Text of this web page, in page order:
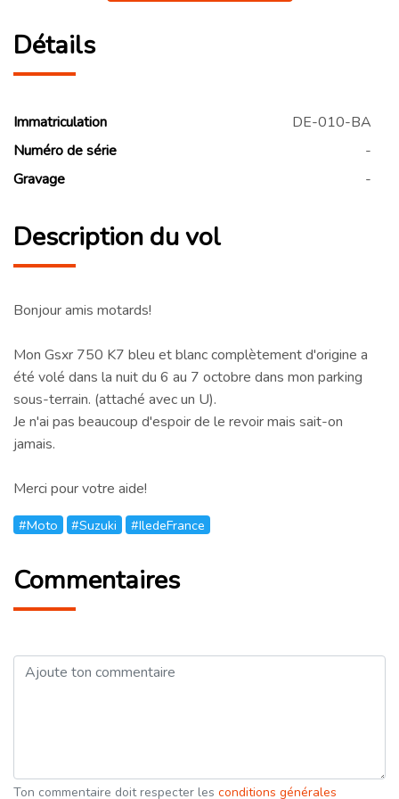
Détails
Immatriculation
DE-010-BA
Numéro de série
-
Gravage
-
Description du vol
Bonjour amis motards!
Mon Gsxr 750 K7 bleu et blanc complètement d'origine a
été volé dans la nuit du 6 au 7 octobre dans mon parking
sous-terrain. (attaché avec un U).
Je n'ai pas beaucoup d'espoir de le revoir mais sait-on
jamais.
Merci pour votre aide!
#Moto #Suzuki #IledeFrance
Commentaires
Ton commentaire doit respecter les conditions générales